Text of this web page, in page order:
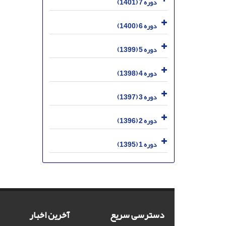
دوره 6 (1400)
دوره 5 (1399)
دوره 4 (1398)
دوره 3 (1397)
دوره 2 (1396)
دوره 1 (1395)
دسترسی سریع آخرین اخبار